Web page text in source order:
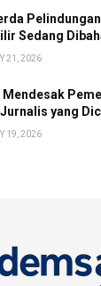
Sedang
21, 2026
Mendesak
Jurnalis yang
19, 2026